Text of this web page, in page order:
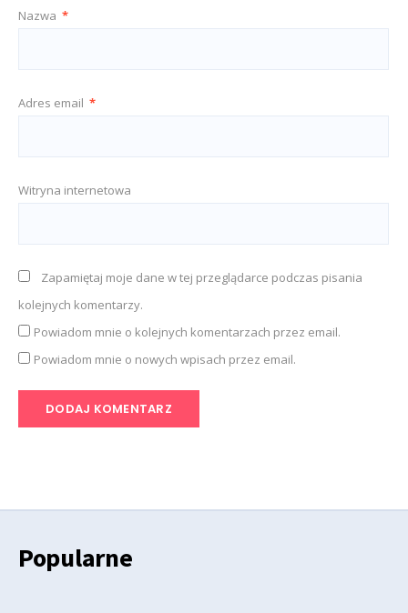
Nazwa *
Adres email *
Witryna internetowa
Zapamiętaj moje dane w tej przeglądarce podczas pisania
kolejnych komentarzy.
Powiadom mnie o kolejnych komentarzach przez email.
Powiadom mnie o nowych wpisach przez email.
Popularne